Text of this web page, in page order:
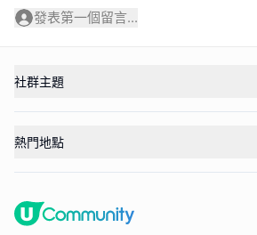
發表第一個留言...
社群主題
熱門地點